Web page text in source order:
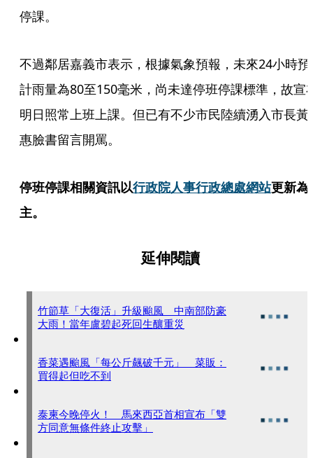
停課。
不過鄰居嘉義市表示，根據氣象預報，未來24小時預
計雨量為80至150毫米，尚未達停班停課標準，故宣
明日照常上班上課。但已有不少市民陸續湧入市長黃
惠臉書留言開罵。
停班停課相關資訊以行政院人事行政總處網站更新為
主。
延伸閱讀
竹節草「大復活」升級颱風 中南部防豪
大雨！當年盧碧起死回生釀重災
香菜遇颱風「每公斤飆破千元」 菜販：
買得起但吃不到
泰柬今晚停火！ 馬來西亞首相宣布「雙
方同意無條件終止攻擊」